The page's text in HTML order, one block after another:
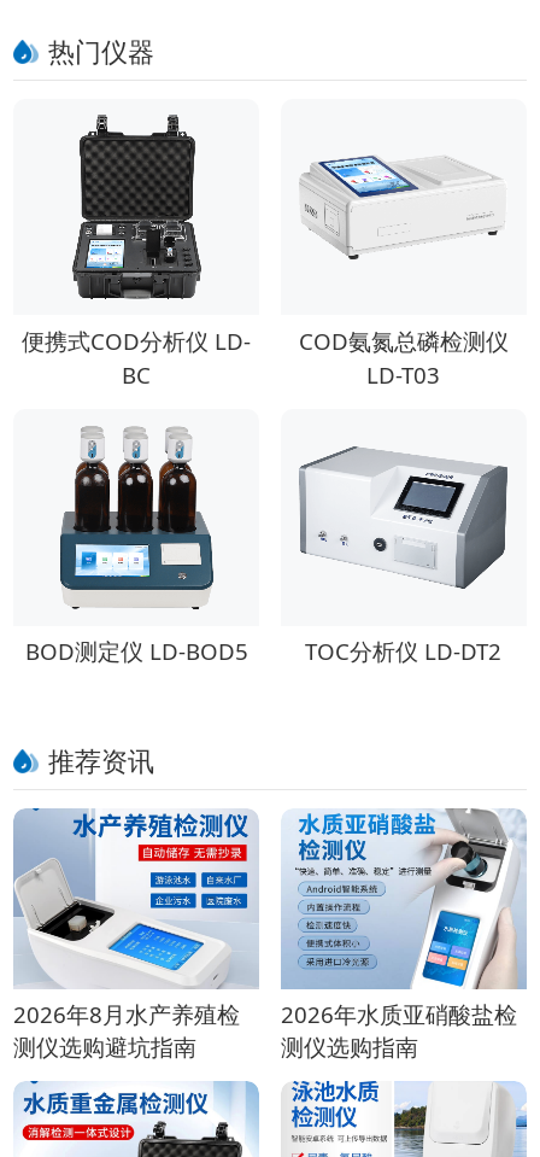
热门仪器
便携式COD分析仪 LD-
BC
COD氨氮总磷检测仪
LD-T03
BOD测定仪 LD-BOD5 TOC分析仪 LD-DT2
推荐资讯
2026年8月水产养殖检
测仪选购避坑指南
2026年水质亚硝酸盐检
测仪选购指南